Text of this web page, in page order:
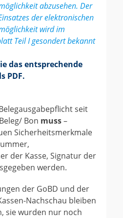
abzusehen. Der
der elektronischen
wird im
Teil I gesondert bekannt
das entsprechende
PDF.
seit
Bon muss–
Sicherheitsmerkmale
der Kasse, Signatur der
werden.
der GoBD und der
Nachschau bleiben
sie wurden nur noch